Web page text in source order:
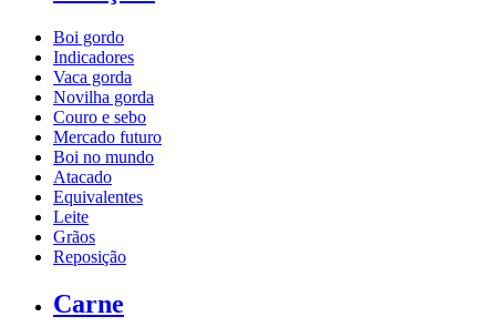
Boi gordo
Indicadores
Vaca gorda
Novilha gorda
Couro e sebo
Mercado futuro
Boi no mundo
Atacado
Equivalentes
Leite
Grãos
Reposição
Carne